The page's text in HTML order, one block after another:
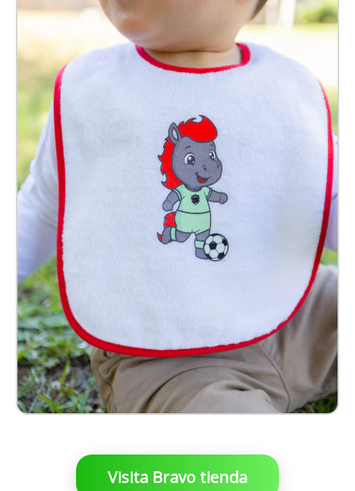
Babero Benny Bebé
$ 99.00 MXN
Visita Bravo tienda